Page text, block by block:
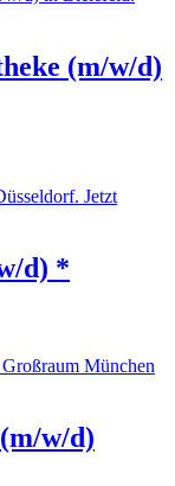
(m/w/d)
d) *
w/d)